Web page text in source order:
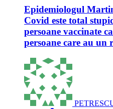
Epidemiologul
Covid este total
persoane vaccinate
persoane care au un